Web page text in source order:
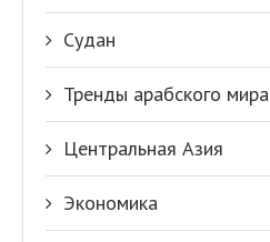
Судан
Тренды арабского мира
Центральная Азия
Экономика